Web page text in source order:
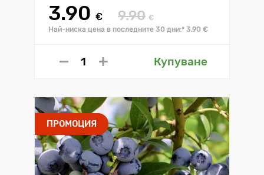
3.90 € 9.90 €
Най-ниска цена в последните 30 дни:* 3.90 €
Купуване
ПРОМОЦИЯ